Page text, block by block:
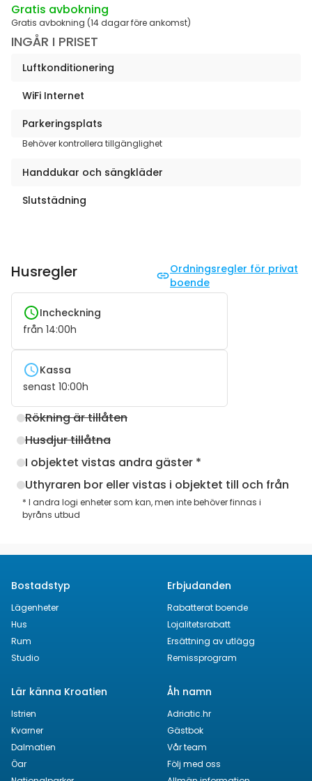
Gratis avbokning
Gratis avbokning (14 dagar före ankomst)
INGÅR I PRISET
Luftkonditionering
WiFi Internet
Parkeringsplats
Behöver kontrollera tillgänglighet
Handdukar och sängkläder
Slutstädning
Husregler
Ordningsregler för privat
boende
Incheckning
från 14:00h
Kassa
senast 10:00h
Rökning är tillåten
Husdjur tillåtna
I objektet vistas andra gäster *
Uthyraren bor eller vistas i objektet till och från
* I andra logi enheter som kan, men inte behöver finnas i
byråns utbud
Bostadstyp
Lägenheter
Hus
Rum
Studio
Erbjudanden
Rabatterat boende
Lojalitetsrabatt
Ersättning av utlägg
Remissprogram
Lär känna Kroatien
Istrien
Kvarner
Dalmatien
Öar
Åh namn
Adriatic.hr
Gästbok
Vår team
Följ med oss